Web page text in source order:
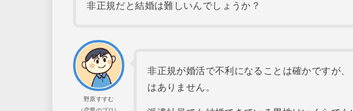
非正規だと結婚は難しいんでしょうか？
野原すすむ
非正規が婚活で不利になることは確かですが
はありません。